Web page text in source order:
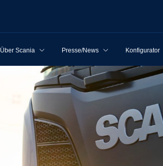
Über Scania Presse/News Konfigurator